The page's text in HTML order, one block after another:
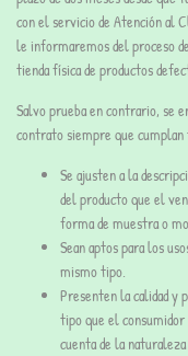
con el servicio de Atención al
le informaremos del proceso
tienda física de productos
Salvo prueba en contrario, se
contrato siempre que cumplan
Se ajusten a la
del producto que el
forma de muestra o
Sean aptos para los
mismo tipo.
Presenten la calidad y
tipo que el consumidor
cuenta de la